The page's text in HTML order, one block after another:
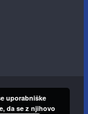
uporabniške
da se z njihovo